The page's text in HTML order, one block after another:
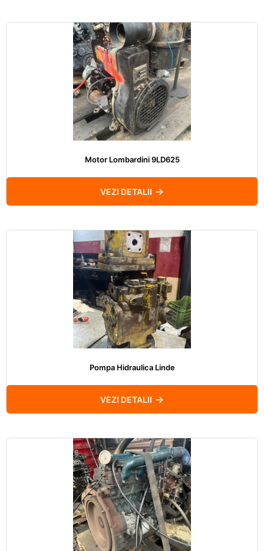
Motor Lombardini 9LD625
VEZI DETALII
Pompa Hidraulica Linde
VEZI DETALII